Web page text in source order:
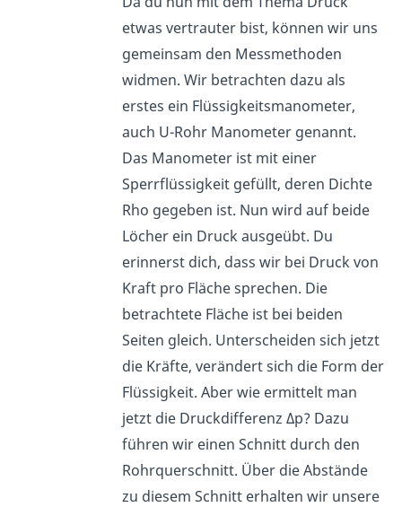
etwas vertrauter bist, können wir uns
gemeinsam den Messmethoden
widmen. Wir betrachten dazu als
erstes ein Flüssigkeitsmanometer,
auch U-Rohr Manometer genannt.
Das Manometer ist mit einer
Sperrflüssigkeit gefüllt, deren Dichte
Rho gegeben ist. Nun wird auf beide
Löcher ein Druck ausgeübt. Du
erinnerst dich, dass wir bei Druck von
Kraft pro Fläche sprechen. Die
betrachtete Fläche ist bei beiden
Seiten gleich. Unterscheiden sich jetzt
die Kräfte, verändert sich die Form der
Flüssigkeit. Aber wie ermittelt man
jetzt die Druckdifferenz Δp? Dazu
führen wir einen Schnitt durch den
Rohrquerschnitt. Über die Abstände
zu diesem Schnitt erhalten wir unsere